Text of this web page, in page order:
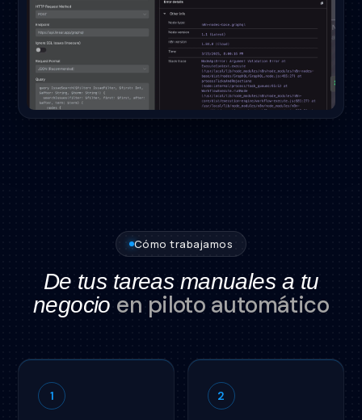
Cómo trabajamos
De tus tareas manuales a tu
negocio en piloto automático
1 2